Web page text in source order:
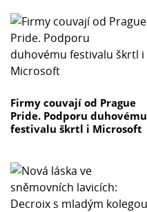
Firmy couvají od Prague
Pride. Podporu duhovému
festivalu škrtl i Microsoft